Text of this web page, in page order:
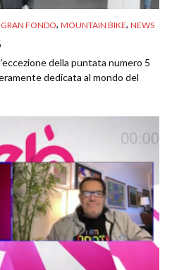
GRAN FONDO, MOUNTAIN BIKE, NEWS
della puntata numero 5
dedicata al mondo del